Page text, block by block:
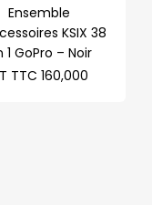
Ensemble
KSIX 38
1 GoPro – Noir
TTC 160,000